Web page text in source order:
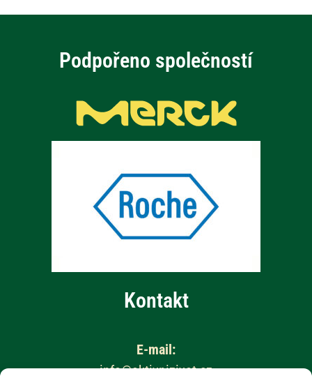
Podpořeno společností
Kontakt
E-mail:
info@aktivnizivot.cz